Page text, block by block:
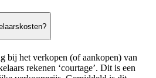
bij het verkopen (of aankopen) van
rekenen ‘courtage’. Dit is een